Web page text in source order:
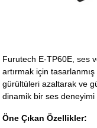
Furutech E-TP60E, ses
artırmak için
gürültüleri azaltarak ve
dinamik bir ses deneyimi
Öne Çıkan Özellikler: